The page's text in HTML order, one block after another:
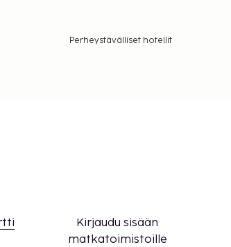
Perheystävälliset hotellit
Kirjaudu sisään
matkatoimistoille